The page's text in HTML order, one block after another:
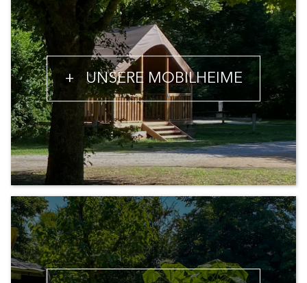
+ UNSERE MOBILHEIME